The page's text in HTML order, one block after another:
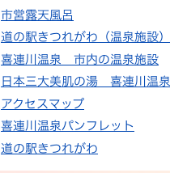
市営露天風呂
道の駅きつれがわ（温泉施設）
喜連川温泉 市内の温泉施設
日本三大美肌の湯 喜連川温泉
アクセスマップ
喜連川温泉パンフレット
道の駅きつれがわ